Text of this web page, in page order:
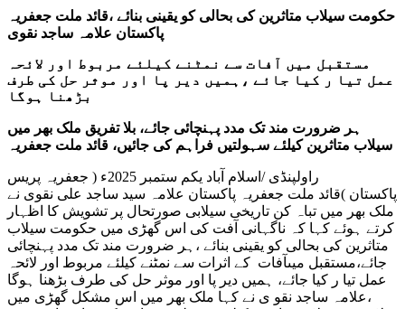
حکومت سیلاب متاثرین کی بحالی کو یقینی بنائے ،قائد ملت جعفریہ
پاکستان علامہ ساجد نقوی
مستقبل میں آفات سے نمٹنے کیلئے مربوط اور لائحہ
عمل تیا ر کیا جائے ،ہمیں دیر پا اور موثر حل کی طرف
بڑھنا ہوگا
ہر ضرورت مند تک مدد پہنچائی جائے، بلا تفریق ملک بھر میں
سیلاب متاثرین کیلئے سہولتیں فراہم کی جائیں، قائد ملت جعفریہ
راولپنڈی /اسلام آباد یکم ستمبر 2025ء ( جعفریہ پریس
پاکستان )قائد ملت جعفریہ پاکستان علامہ سید ساجد علی نقوی نے
ملک بھر میں تباہ کن تاریخی سیلابی صورتحال پر تشویش کا اظہار
کرتے ہوئے کہا کہ ناگہانی آفت کی اس گھڑی میں حکومت سیلاب
متاثرین کی بحالی کو یقینی بنائے ،ہر ضرورت مند تک مدد پہنچائی
جائے،مستقبل میںآفات کے اثرات سے نمٹنے کیلئے مربوط اور لائحہ
عمل تیا ر کیا جائے، ہمیں دیر پا اور موثر حل کی طرف بڑھنا ہوگا
،علامہ ساجد نقو ی نے کہا ملک بھر میں اس مشکل گھڑی میں